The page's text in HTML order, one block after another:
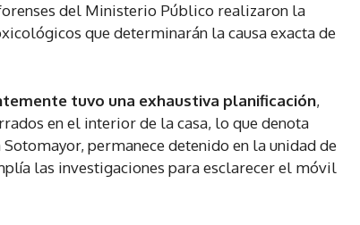
del Ministerio Público realizaron la
que determinarán la causa exacta de
tuvo una exhaustiva planificación,
en el interior de la casa, lo que denota
permanece detenido en la unidad de
las investigaciones para esclarecer el móvil